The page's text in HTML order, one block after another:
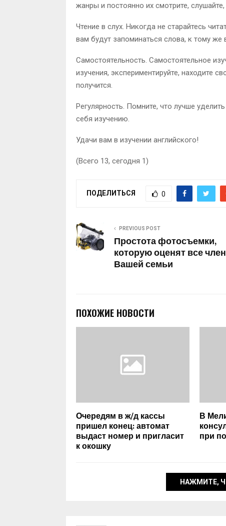
жанры и постоянно их смотрите,
Чтение в слух. Никогда не старайтесь
вам будут запоминаться слова, к тому же
Самостоятельность. Самостоятельное
изучения, экспериментируйте, находите
получится.
Регулярность. Помните, что лучше
себя изучению.
Удачи вам в изучении английского!
(Всего 13, сегодня 1)
ПОДЕЛИТЬСЯ 0
PREVIOUS POST
Простота фотосъемки,
которую оценят все
Вашей семьи
ПОХОЖИЕ НОВОСТИ
Очередям в ж/д кассы
пришел конец: автомат
выдаст номер и пригласит
к окошку
В
при
НАЖМИТЕ,